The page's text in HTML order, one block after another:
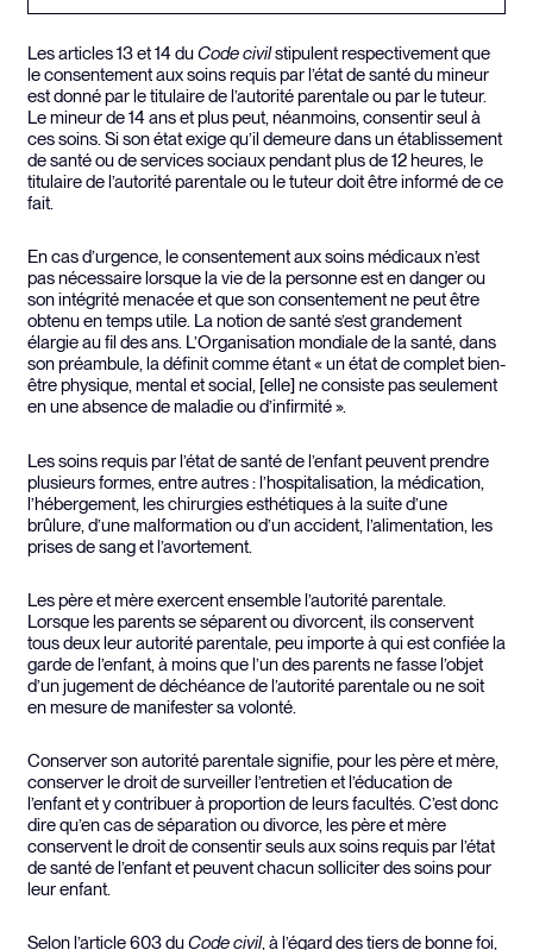
Les articles 13 et 14 duCode civilstipulent respectivement que
le consentement aux soins requis par l’état de santé du mineur
est donné par le titulaire de l’autorité parentale ou par le tuteur.
Le mineur de 14 ans et plus peut, néanmoins, consentir seul à
ces soins. Si son état exige qu’il demeure dans un établissement
de santé ou de services sociaux pendant plus de 12 heures, le
titulaire de l’autorité parentale ou le tuteur doit être informé de ce
fait.
En cas d’urgence, le consentement aux soins médicaux n’est
pas nécessaire lorsque la vie de la personne est en danger ou
son intégrité menacée et que son consentement ne peut être
obtenu en temps utile. La notion de santé s’est grandement
élargie au fil des ans. L’Organisation mondiale de la santé, dans
son préambule, la définit comme étant « un état de complet bien-
être physique, mental et social, [elle] ne consiste pas seulement
en une absence de maladie ou d’infirmité ».
Les soins requis par l’état de santé de l’enfant peuvent prendre
plusieurs formes, entre autres : l’hospitalisation, la médication,
l’hébergement, les chirurgies esthétiques à la suite d’une
brûlure, d’une malformation ou d’un accident, l’alimentation, les
prises de sang et l’avortement.
Les père et mère exercent ensemble l’autorité parentale.
Lorsque les parents se séparent ou divorcent, ils conservent
tous deux leur autorité parentale, peu importe à qui est confiée la
garde de l’enfant, à moins que l’un des parents ne fasse l’objet
d’un jugement de déchéance de l’autorité parentale ou ne soit
en mesure de manifester sa volonté.
Conserver son autorité parentale signifie, pour les père et mère,
conserver le droit de surveiller l’entretien et l’éducation de
l’enfant et y contribuer à proportion de leurs facultés. C’est donc
dire qu’en cas de séparation ou divorce, les père et mère
conservent le droit de consentir seuls aux soins requis par l’état
de santé de l’enfant et peuvent chacun solliciter des soins pour
leur enfant.
Selon l’article 603 duCode civil, à l’égard des tiers de bonne foi,